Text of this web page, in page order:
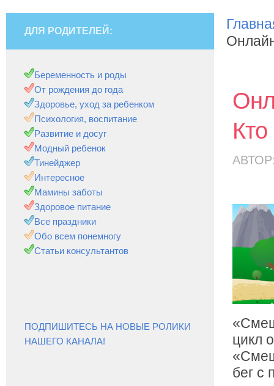
цикл
бег с
ДЛЯ РОДИТЕЛЕЙ:
Беременность и роды
От рождения до года
Здоровье, уход за ребенком
Психология, воспитание
Развитие и досуг
Модный ребенок
Тинейджер
Интересное
Мамины заботы
Здоровое питание
Все праздники
Обо всем понемногу
Статьи консультантов
ПОДПИШИТЕСЬ НА НОВЫЕ РОЛИКИ
НАШЕГО КАНАЛА!